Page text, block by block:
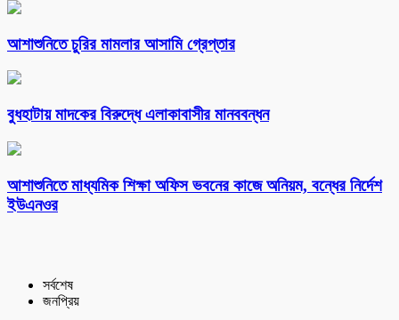
আশাশুনিতে চুরির মামলার আসামি গ্রেপ্তার
বুধহাটায় মাদকের বিরুদ্ধে এলাকাবাসীর মানববন্ধন
আশাশুনিতে মাধ্যমিক শিক্ষা অফিস ভবনের কাজে অনিয়ম, বন্ধের নির্দেশ
ইউএনওর
সর্বশেষ
জনপ্রিয়